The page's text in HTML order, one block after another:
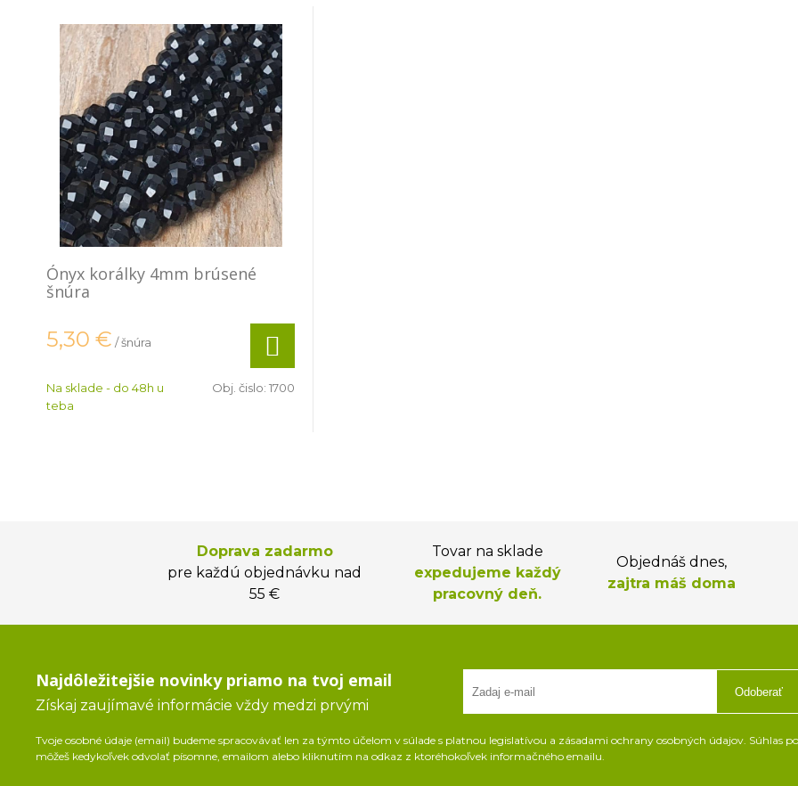
Ónyx korálky 4mm brúsené
šnúra
5,30 € / šnúra
Na sklade - do 48h u
teba
Obj. čislo: 1700
Doprava zadarmo
pre každú objednávku nad
55 €
Tovar na sklade
expedujeme každý
pracovný deň.
Objednáš dnes,
zajtra máš doma
Najdôležitejšie novinky priamo na tvoj email
Získaj zaujímavé informácie vždy medzi prvými
Odoberať
Tvoje osobné údaje (email) budeme spracovávať len za týmto účelom v súlade s platnou legislatívou a zásadami ochrany osobných údajov. Súhlas
môžeš kedykoľvek odvolať písomne, emailom alebo kliknutím na odkaz z ktoréhokoľvek informačného emailu.